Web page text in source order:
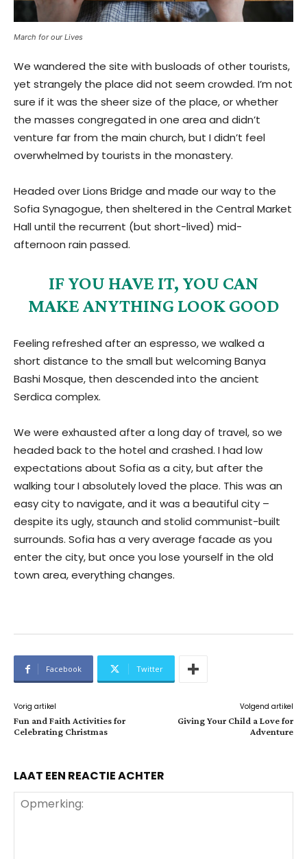
March for our Lives
We wandered the site with busloads of other tourists,
yet strangely the place did not seem crowded. I’m not
sure if it was the sheer size of the place, or whether
the masses congregated in one area and didn’t
venture far from the main church, but I didn’t feel
overwhelmed by tourists in the monastery.
Headed over Lions Bridge and made our way to the
Sofia Synagogue, then sheltered in the Central Market
Hall until the recurrent (but short-lived) mid-
afternoon rain passed.
IF YOU HAVE IT, YOU CAN
MAKE ANYTHING LOOK GOOD
Feeling refreshed after an espresso, we walked a
short distance to the small but welcoming Banya
Bashi Mosque, then descended into the ancient
Serdica complex.
We were exhausted after a long day of travel, so we
headed back to the hotel and crashed. I had low
expectations about Sofia as a city, but after the
walking tour I absolutely loved the place. This was an
easy city to navigate, and it was a beautiful city –
despite its ugly, staunch and stolid communist-built
surrounds. Sofia has a very average facade as you
enter the city, but once you lose yourself in the old
town area, everything changes.
Facebook Twitter
Vorig artikel
Fun and Faith Activities for
Celebrating Christmas
Volgend artikel
Giving Your Child a Love for
Adventure
LAAT EEN REACTIE ACHTER